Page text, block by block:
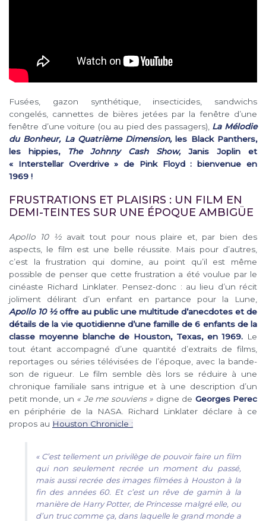
Fusées, gazon synthétique, insecticides, sandwichs
congelés, cannettes de bières jetées par la fenêtre d’une
fenêtre d’une voiture (ou au pied des passagers), La Mélodie
du Bonheur, La Quatrième Dimension,les Black Panthers,
les hippies,The Johnny Cash Show, Janis Joplin et
« Interstellar Overdrive » de Pink Floyd : bienvenue en
1969 !
FRUSTRATIONS ET PLAISIRS : UN FILM EN
DEMI-TEINTES SUR UNE ÉPOQUE AMBIGÜE
Apollo 10 ½ avait tout pour nous plaire et, par bien des
aspects, le film est une belle réussite. Mais pour d’autres,
c’est la frustration qui domine, au point qu’il est même
possible de penser que cette frustration a été voulue par le
cinéaste Richard Linklater. Pensez-donc : au lieu d’un récit
joliment délirant d’un enfant en partance pour la Lune,
Apollo 10 ½offre au public une multitude d’anecdotes et de
détails de la vie quotidienne d’une famille de 6 enfants de la
classe moyenne blanche de Houston, Texas, en 1969. Le
tout étant accompagné d’une quantité d’extraits de films,
reportages ou séries télévisées de l’époque, avec la bande-
son de rigueur. Le film semble dès lors se réduire à une
chronique familiale sans intrigue et à une description d’un
petit monde, un « Je me souviens » digne de Georges Perec
en périphérie de la NASA. Richard Linklater déclare à ce
propos au Houston Chronicle :
« C’est tellement un privilège de pouvoir faire un film
qui non seulement recrée un moment du passé,
mais aussi recrée des images filmées à Houston à la
fin des années 60. Et c’est un rêve de gamin à la
manière de Harry Potter, de Princesse malgré elle, ou
d’un truc comme ça, dans laquelle le grand monde a